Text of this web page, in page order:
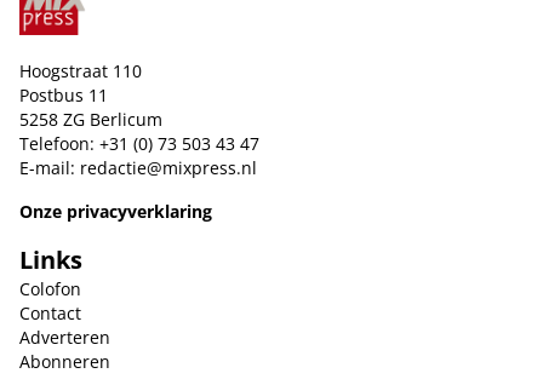
Hoogstraat 110
Postbus 11
5258 ZG Berlicum
Telefoon: +31 (0) 73 503 43 47
E-mail: redactie@mixpress.nl
Onze privacyverklaring
Links
Colofon
Contact
Adverteren
Abonneren